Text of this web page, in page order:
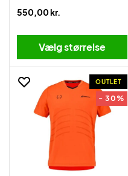
550,00 kr.
Vælg størrelse
OUTLET
- 30%